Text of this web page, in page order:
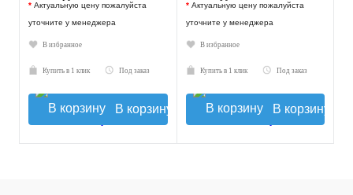
* Актуальную цену пожалуйста
уточните у менеджера
В избранное
Купить в 1 клик Под заказ
В корзину
* Актуальную цену пожалуйста
уточните у менеджера
В избранное
Купить в 1 клик Под заказ
В корзину